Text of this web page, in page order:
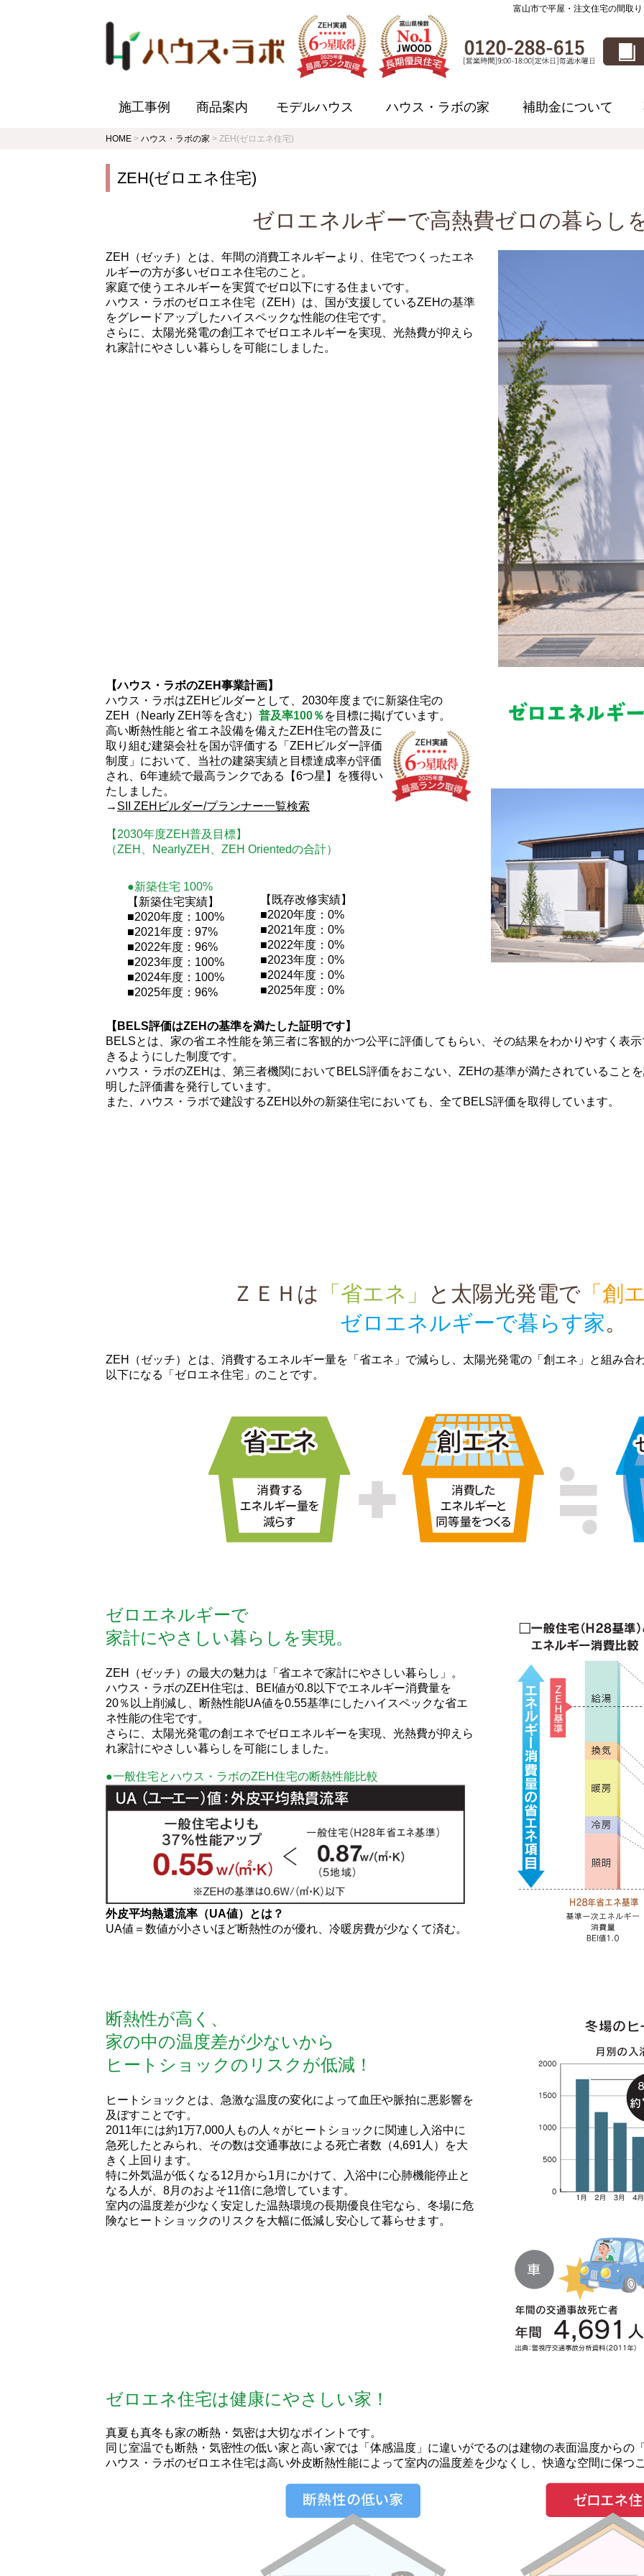
富山市で平屋・注文住宅の間取
施工事例 商品案内 モデルハウス ハウス・ラボの家 補助金について
HOME > ハウス・ラボの家 > ZEH(ゼロエネ住宅)
ZEH(ゼロエネ住宅)
ゼロエネルギーで高熱費ゼロの暮らし
ZEH（ゼッチ）とは、年間の消費工ネルギーより、住宅でつくったエネ
ルギーの方が多いゼロエネ住宅のこと。
家庭で使うエネルギーを実質でゼロ以下にする住まいです。
ハウス・ラボのゼロエネ住宅（ZEH）は、国が支援しているZEHの基準
をグレードアップしたハイスペックな性能の住宅です。
さらに、太陽光発電の創工ネでゼロエネルギーを実現、光熱費が抑えら
れ家計にやさしい暮らしを可能にしました。
【ハウス・ラボのZEH事業計画】
ハウス・ラボはZEHビルダーとして、2030年度までに新築住宅の
ZEH（Nearly ZEH等を含む） 普及率100％ を目標に掲げています。
高い断熱性能と省エネ設備を備えたZEH住宅の普及に
取り組む建築会社を国が評価する「ZEHビルダー評価
制度」において、当社の建築実績と目標達成率が評価
され、6年連続で最高ランクである【6つ星】を獲得い
たしました。
→ SII ZEHビルダー/プランナー一覧検索
【2030年度ZEH普及目標】
（ZEH、NearlyZEH、ZEH Orientedの合計）
●新築住宅 100%
【新築住宅実績】
■2020年度：100%
■2021年度：97%
■2022年度：96%
■2023年度：100%
■2024年度：100%
■2025年度：96%
【既存改修実績】
■2020年度：0%
■2021年度：0%
■2022年度：0%
■2023年度：0%
■2024年度：0%
■2025年度：0%
【BELS評価はZEHの基準を満たした証明です】
BELSとは、家の省エネ性能を第三者に客観的かつ公平に評価してもらい、その結果をわかりやすく表示
きるようにした制度です。
ハウス・ラボのZEHは、第三者機関においてBELS評価をおこない、ZEHの基準が満たされていること
明した評価書を発行しています。
また、ハウス・ラボで建設するZEH以外の新築住宅においても、全てBELS評価を取得しています。
ＺＥＨは 「省エネ」 と太陽光発電で「創
ゼロエネルギーで暮らす家。
ZEH（ゼッチ）とは、消費するエネルギー量を「省エネ」で減らし、太陽光発電の「創エネ」と組み合
以下になる「ゼロエネ住宅」のことです。
ゼロエネルギーで
家計にやさしい暮らしを実現。
ZEH（ゼッチ）の最大の魅力は「省エネで家計にやさしい暮らし」。
ハウス・ラボのZEH住宅は、BEI値が0.8以下でエネルギー消費量を
20％以上削減し、断熱性能UA値を0.55基準にしたハイスペックな省エ
ネ性能の住宅です。
さらに、太陽光発電の創エネでゼロエネルギーを実現、光熱費が抑えら
れ家計にやさしい暮らしを可能にしました。
●一般住宅とハウス・ラボのZEH住宅の断熱性能比較
外皮平均熱還流率（UA値）とは？
UA値＝数値が小さいほど断熱性のが優れ、冷暖房費が少なくて済む。
断熱性が高く、
家の中の温度差が少ないから
ヒートショックのリスクが低減！
ヒートショックとは、急激な温度の変化によって血圧や脈拍に悪影響を
及ぼすことです。
2011年には約1万7,000人もの人々がヒートショックに関連し入浴中に
急死したとみられ、その数は交通事故による死亡者数（4,691人）を大
きく上回ります。
特に外気温が低くなる12月から1月にかけて、入浴中に心肺機能停止と
なる人が、8月のおよそ11倍に急増しています。
室内の温度差が少なく安定した温熱環境の長期優良住宅なら、冬場に危
険なヒートショックのリスクを大幅に低減し安心して暮らせます。
ゼロエネ住宅は健康にやさしい家！
真夏も真冬も家の断熱・気密は大切なポイントです。
同じ室温でも断熱・気密性の低い家と高い家では「体感温度」に違いがでるのは建物の表面温度からの
ハウス・ラボのゼロエネ住宅は高い外皮断熱性能によって室内の温度差を少なくし、快適な空間に保つ